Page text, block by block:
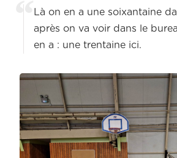
Là on en a une soixantaine
après on va voir dans le
en a : une trentaine ici.